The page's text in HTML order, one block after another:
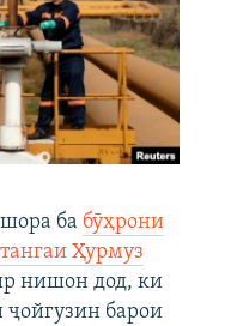
ба бӯҳрони
Ҳурмуз
нишон дод, ки
барои